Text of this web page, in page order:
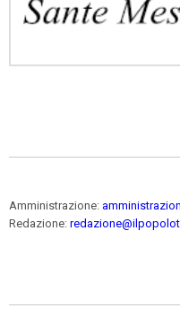
Amministrazione:
Redazione: